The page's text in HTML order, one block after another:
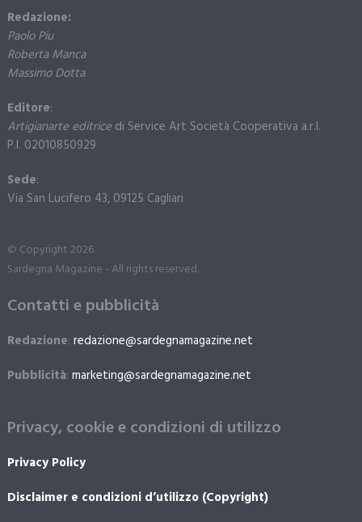
Redazione:
Paolo Piu
Roberta Manca
Massimo Dotta
Editore:
Artigianarte editricedi Service Art Società Cooperativa a.r.l.
P.I. 02010850929
Sede:
Via San Lucifero 43, 09125 Cagliari
© Copyright 2026.
Sardegna Magazine - All rights reserved.
Contatti e pubblicità
Redazione: redazione@sardegnamagazine.net
Pubblicità: marketing@sardegnamagazine.net
Privacy, cookie e condizioni di utilizzo
Privacy Policy
Disclaimer e condizioni d’utilizzo (Copyright)